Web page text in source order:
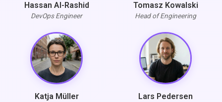
Hassan Al-Rashid
DevOps Engineer
Tomasz Kowalski
Head of Engineering
Katja Müller Lars Pedersen